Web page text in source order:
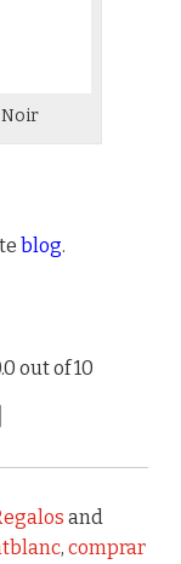
Noir
blog.
out of10
and
, comprar